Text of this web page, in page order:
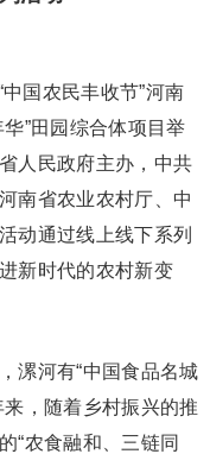
国农民丰收节”河南
”田园综合体项目举
人民政府主办，中共
南省农业农村厅、中
动通过线上线下系列
新时代的农村新变
漯河有“中国食品名城
，随着乡村振兴的推
“农食融和、三链同